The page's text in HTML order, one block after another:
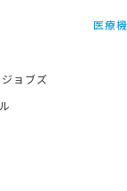
ョブズ
医療